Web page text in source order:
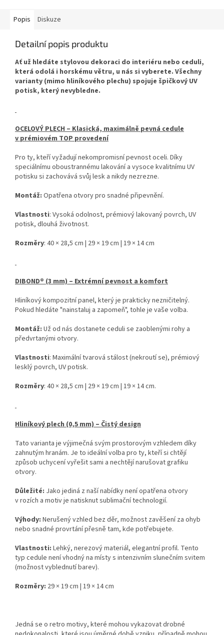
Popis Diskuze
Detailní popis produktu
Ať už hledáte stylovou dekoraci do interiéru nebo ceduli,
která odolá i horskému větru, u nás si vyberete. Všechny
varianty (mimo hliníkového plechu) spojuje špičkový UV
potisk, který nevybledne.
OCELOVÝ PLECH – Klasická, maximálně pevná cedule
v prémiovém TOP provedení
Pro ty, kteří vyžadují nekompromisní pevnost oceli. Díky
speciálnímu oboustrannému lakování a vysoce kvalitnímu UV
potisku si zachovává svůj lesk a nikdy nezrezne.
Montáž: Opatřena otvory pro snadné připevnění.
Vlastnosti: Vysoká odolnost, prémiový lakovaný povrch, UV
potisk, dlouhá životnost.
Rozměry: 40 × 28,5 cm | 29 × 19 cm | 19 × 14 cm
DIBOND® (3 mm) – Extrémní pevnost a komfort
Hliníkový kompozitní panel, který je prakticky nezničitelný.
Pokud hledáte "nainstaluj a zapomeň", tohle je vaše volba.
Montáž: Už od nás dostanete ceduli se zaoblenými rohy a
předvrtanými otvory.
Vlastnosti: Maximální tvarová stálost (nekroutí se), prémiový
lesklý povrch, UV potisk.
Rozměry: 40 × 28,5 cm | 29 × 19 cm | 19 × 14 cm.
Hliníkový plech (0,5 mm) – Čistý design
Tato varianta je výjimečná svým prostorovým vzhledem díky
zahnutým hranám. Je to ideální volba pro ty, kteří si chtějí
způsob uchycení vyřešit sami a nechtějí narušovat grafiku
otvory.
Důležité: Jako jediná z naší nabídky není opatřena otvory
v rozích a motiv je natisknut sublimační technologií.
Výhody: Nerušený vzhled bez děr, možnost zavěšení za ohyb
nebo snadné provrtání přesně tam, kde potřebujete.
Vlastnosti: Lehký, nerezový materiál, elegantní profil. Tento
typ cedule není vhodný na místy s intenzivním slunečním svitem
(možnost vyblednutí barev).
Rozměry: 29 × 19 cm | 19 × 14 cm
Jedná se o retro motivy, které mohou vykazovat drobné